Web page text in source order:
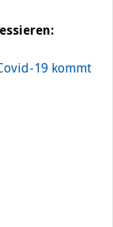
19 kommt